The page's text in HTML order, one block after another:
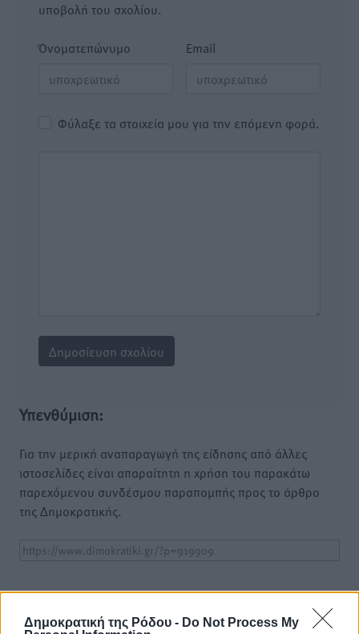
Δημοκρατική της Ρόδου - Do Not Process My
υποβολή του σχολίου.
Όνοματεπώνυμο Email
Φύλαξε τα στοιχεία μου για την επόμενη φορά.
Υπενθύμιση:
Για την μερική αναπαραγωγή της είδησης από άλλες
ιστοσελίδες είναι απαραίτητη η χρήση του παρακάτω
παρεχόμενου συνδέσμου παραπομπής προς το άρθρο
της Δημοκρατικής.
o καιρός τώρα: